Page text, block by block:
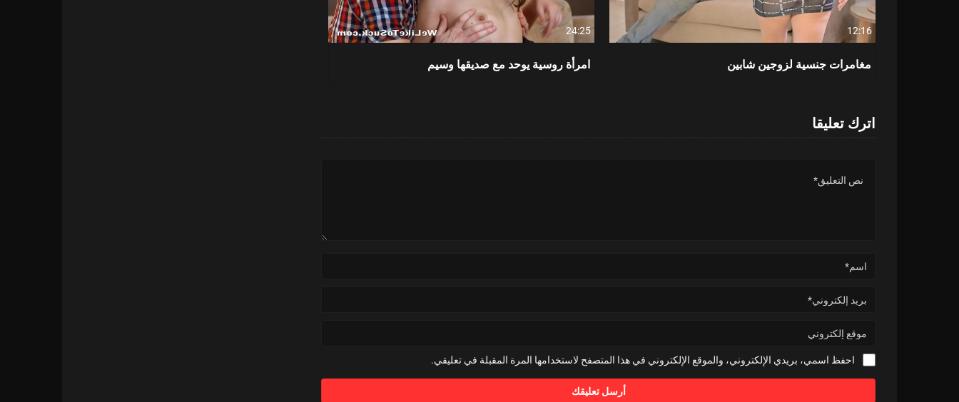
12:16
مغامرات جنسية لزوجين شابين
24:25
امرأة روسية يوحد مع صديقها وسيم
اترك تعليقا
احفظ اسمي، بريدي الإلكتروني، والموقع الإلكتروني في هذا المتصفح لاستخدامها المرة المقبلة في تعليقي.